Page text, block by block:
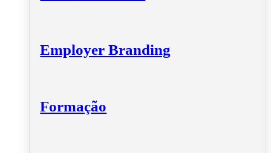
Employer Branding
Formação